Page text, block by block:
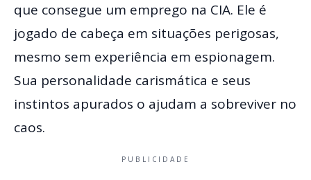
que consegue um emprego na CIA. Ele é
jogado de cabeça em situações perigosas,
mesmo sem experiência em espionagem.
Sua personalidade carismática e seus
instintos apurados o ajudam a sobreviver no
caos.
PUBLICIDADE